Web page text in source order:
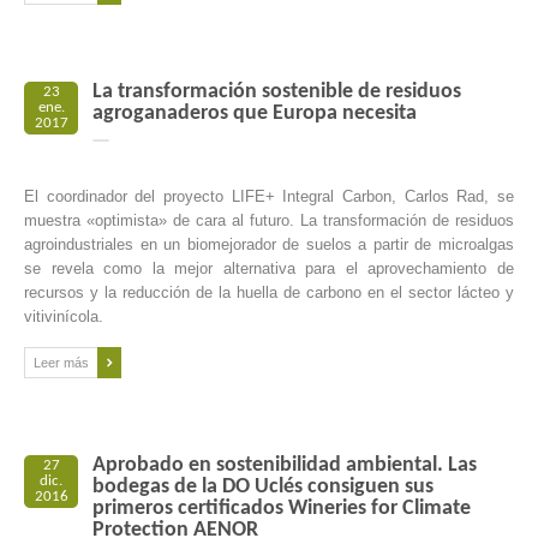
23
ene.
2017
La transformación sostenible de residuos
agroganaderos que Europa necesita
El coordinador del proyecto LIFE+ Integral Carbon, Carlos Rad, se
muestra «optimista» de cara al futuro. La transformación de residuos
agroindustriales en un biomejorador de suelos a partir de microalgas
se revela como la mejor alternativa para el aprovechamiento de
recursos y la reducción de la huella de carbono en el sector lácteo y
vitivinícola.
Leer más
27
dic.
2016
Aprobado en sostenibilidad ambiental. Las
bodegas de la DO Uclés consiguen sus
primeros certificados Wineries for Climate
Protection AENOR